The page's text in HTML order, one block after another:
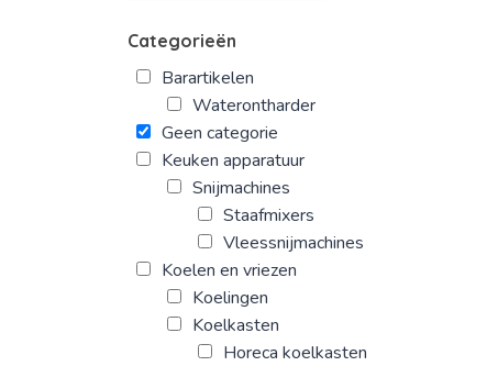
Categorieën
Barartikelen
Waterontharder
Geen categorie
Keuken apparatuur
Snijmachines
Staafmixers
Vleessnijmachines
Koelen en vriezen
Koelingen
Koelkasten
Horeca koelkasten